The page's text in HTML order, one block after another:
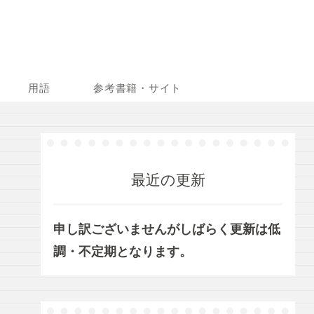
用語 参考書籍・サイト
最近の更新
申し訳ございませんがしばらく更新は低
調・不定期となります。